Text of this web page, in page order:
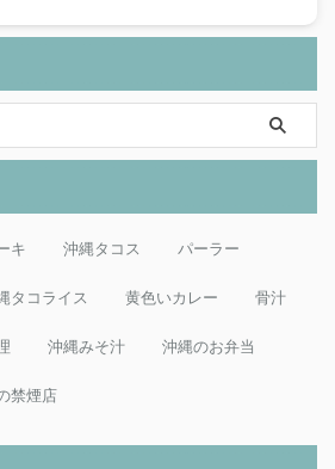
キ 沖縄タコス パーラー
タコライス 黄色いカレー 骨汁
沖縄みそ汁 沖縄のお弁当
禁煙店